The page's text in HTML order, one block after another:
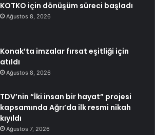
KOTKO için dönüşüm süreci başladı
Ağustos 8, 2026
Konak’ta imzalar fırsat eşitliği için
atıldı
Ağustos 8, 2026
TDV’nin “İki insan bir hayat” projesi
kapsamında Ağrı’da ilk resmi nikah
kıyıldı
Ağustos 7, 2026